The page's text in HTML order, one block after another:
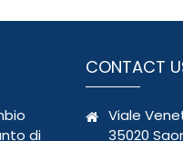
di
CONTACT
Viale
35020